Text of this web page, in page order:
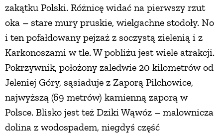
zakątku Polski. Różnicę widać na pierwszy rzut
oka – stare mury pruskie, wielgachne stodoły. No
i ten pofałdowany pejzaż z soczystą zielenią i z
Karkonoszami w tle. W pobliżu jest wiele atrakcji.
Pokrzywnik, położony zaledwie 20 kilometrów od
Jeleniej Góry, sąsiaduje z Zaporą Pilchowice,
najwyższą (69 metrów) kamienną zaporą w
Polsce. Blisko jest też Dziki Wąwóz – malownicza
dolina z wodospadem, niegdyś część